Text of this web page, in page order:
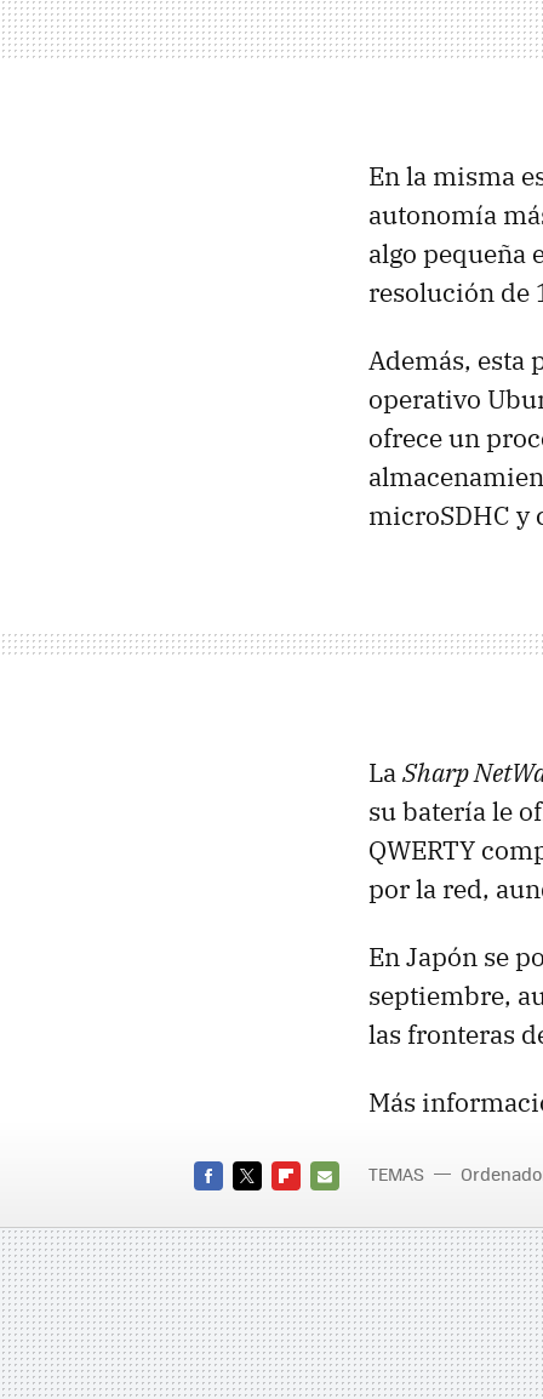
En la misma
autonomía
algo pequeña
resolución de
Además, esta
operativo
ofrece un
microSDHC y
LaSharp
su batería le
QWERTY
por la red,
En Japón se
septiembre,
las fronteras
Más
MAIL
TEMAS